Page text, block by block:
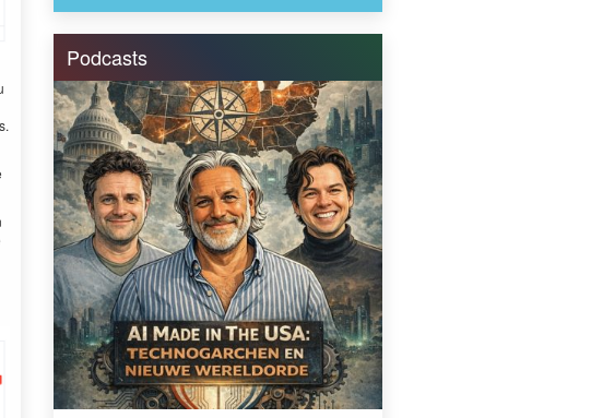
Podcasts